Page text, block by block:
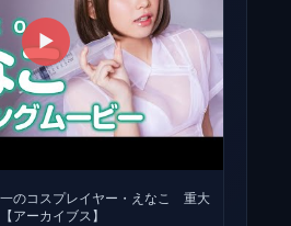
▶
一のコスプレイヤー・えなこ 重大
アーカイブス】